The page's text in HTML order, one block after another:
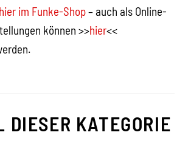
hier im Funke-Shop– auch als Online-
können >>hier<<
DIESER KATEGORIE